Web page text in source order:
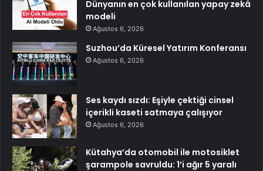
Dünyanın en çok kullanılan yapay zekâ
modeli
Ağustos 6, 2026
Suzhou’da Küresel Yatırım Konferansı
Ağustos 6, 2026
Ses kaydı sızdı: Eşiyle çektiği cinsel
içerikli kaseti satmaya çalışıyor
Ağustos 6, 2026
Kütahya’da otomobil ile motosiklet
şarampole savruldu: 1’i ağır 5 yaralı